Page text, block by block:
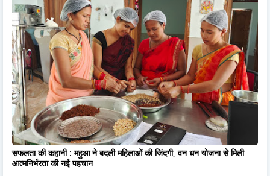
सफलता की कहानी : महुआ ने बदली महिलाओं की जिंदगी, वन धन योजना से मिली
आत्मनिर्भरता की नई पहचान